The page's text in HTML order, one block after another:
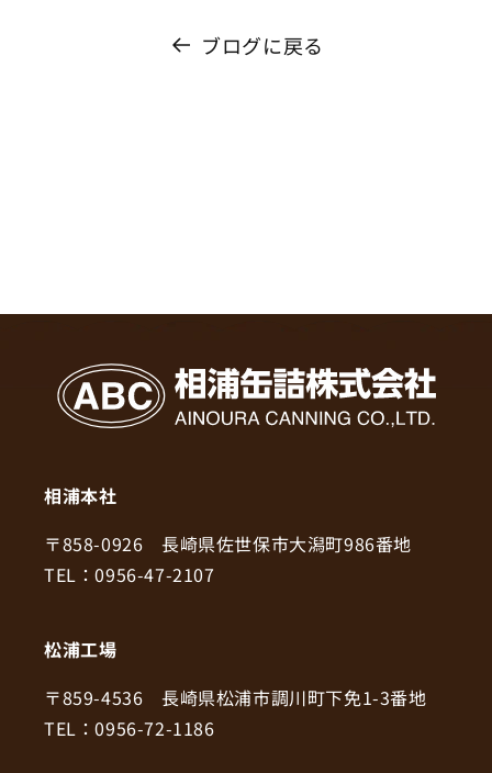
ブログに戻る
相浦本社
〒858-0926 長崎県佐世保市大潟町986番地
TEL：0956-47-2107
松浦工場
〒859-4536 長崎県松浦市調川町下免1-3番地
TEL：0956-72-1186